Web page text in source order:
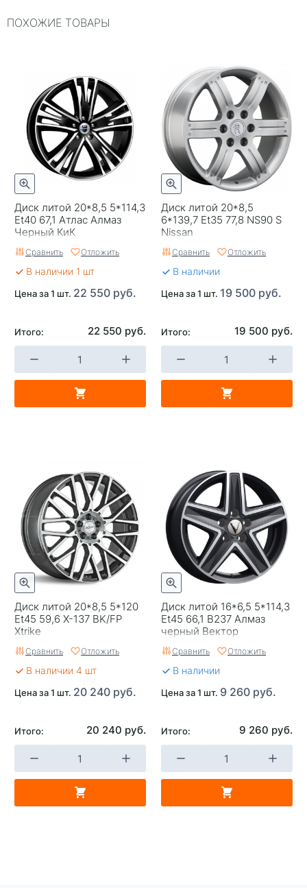
Применяемость
1 год
Цвет
Серый
Категория
Легковые
Страна изготовителя
Россия
Replica
0
Завод изготовитель
Cross Street
ПОХОЖИЕ ТОВАРЫ
Диск литой 20*8,5 5*114,3
Et40 67,1 Атлас Алмаз
Черный КиК
Сравнить Отложить
В наличии 1 шт
Цена за 1 шт. 22 550 руб.
Итого: 22 550 руб.
Диск литой 20*8,5
6*139,7 Et35 77,8 NS90 S
Nissan
Сравнить Отложить
В наличии
Цена за 1 шт. 19 500 руб.
Итого: 19 500 руб.
Диск литой 20*8,5 5*120
Et45 59,6 X-137 BK/FP
Xtrike
Сравнить Отложить
В наличии 4 шт
Цена за 1 шт. 20 240 руб.
Итого: 20 240 руб.
Диск литой 16*6,5 5*114,3
Et45 66,1 B237 Алмаз
черный Вектор
Сравнить Отложить
В наличии
Цена за 1 шт. 9 260 руб.
Итого: 9 260 руб.